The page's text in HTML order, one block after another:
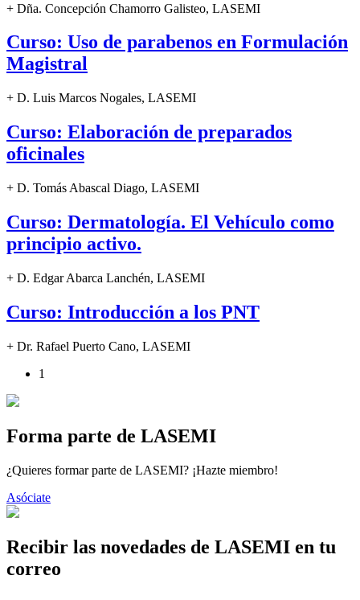
+ Dña. Concepción Chamorro Galisteo, LASEMI
Curso: Uso de parabenos en Formulación
Magistral
+ D. Luis Marcos Nogales, LASEMI
Curso: Elaboración de preparados
oficinales
+ D. Tomás Abascal Diago, LASEMI
Curso: Dermatología. El Vehículo como
principio activo.
+ D. Edgar Abarca Lanchén, LASEMI
Curso: Introducción a los PNT
+ Dr. Rafael Puerto Cano, LASEMI
1
Forma parte de LASEMI
¿Quieres formar parte de LASEMI? ¡Hazte miembro!
Asóciate
Recibir las novedades de LASEMI en tu
correo